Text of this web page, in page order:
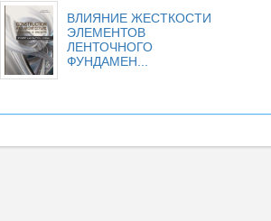
ВЛИЯНИЕ ЖЕСТКОСТИ
ЭЛЕМЕНТОВ
ЛЕНТОЧНОГО
ФУНДАМЕН...